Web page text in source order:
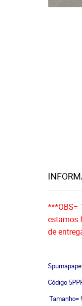
***OBS=
estamos
de
Código
Tamanho=